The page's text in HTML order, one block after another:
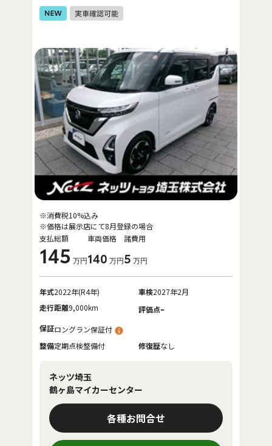
支払総額
145 万円
車両価格
140 万円
諸費用
5 万円
※消費税10%込み
※価格は展示店にて8月登録の場合
年式2022年(R4年) 車検2027年2月
走行距離9,000km 評価点-
保証ロングラン保証付
整備定期点検整備付 修復歴なし
ネッツ埼玉
鶴ヶ島マイカーセンター
各種お問合せ